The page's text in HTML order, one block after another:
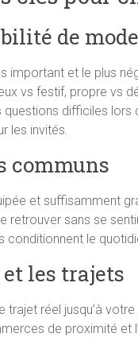
de
important et le plus
vs festif, propre vs
difficiles lors
les invités.
communs
et suffisamment
retrouver sans se
conditionnent le
les trajets
trajet réel jusqu’à
de proximité et